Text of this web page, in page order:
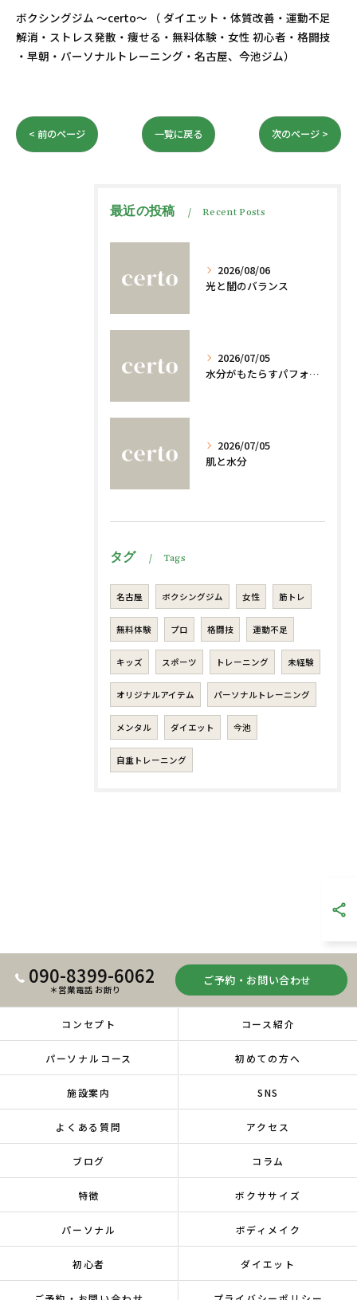
ボクシングジム ～certo～ （ ダイエット・体質改善・運動不足
解消・ストレス発散・痩せる・無料体験・女性 初心者・格闘技
・早朝・パーソナルトレーニング・名古屋、今池ジム）
< 前のページ 一覧に戻る 次のページ >
最近の投稿 Recent Posts
2026/08/06
光と闇のバランス
2026/07/05
水分がもたらすパフォーマンスへの影響
2026/07/05
肌と水分
タグ Tags
名古屋 ボクシングジム 女性 筋トレ
無料体験 プロ 格闘技 運動不足
キッズ スポーツ トレーニング 未経験
オリジナルアイテム パーソナルトレーニング
メンタル ダイエット 今池
自重トレーニング
090-8399-6062
＊営業電話 お断り
ご予約・お問い合わせ
コンセプト コース紹介
パーソナルコース 初めての方へ
施設案内 SNS
よくある質問 アクセス
ブログ コラム
特徴 ボクササイズ
パーソナル ボディメイク
初心者 ダイエット